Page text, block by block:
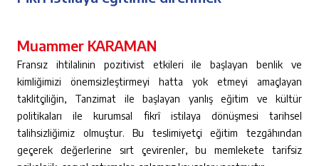
Muammer KARAMAN
Fransız ihtilalinin pozitivist etkileri ile başlayan benlik ve
kimliğimizi önemsizleştirmeyi hatta yok etmeyi amaçlayan
taklitçiliğin, Tanzimat ile başlayan yanlış eğitim ve kültür
politikaları ile kurumsal fikrî istilaya dönüşmesi tarihsel
talihsizliğimiz olmuştur. Bu teslimiyetçi eğitim tezgâhından
geçerek değerlerine sırt çevirenler, bu memlekete tarifsiz